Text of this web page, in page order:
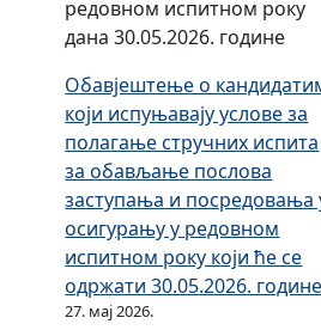
д
и
е
2
4
г
о
д
и
н
е
1
2
2
0
2
3
.
г
о
д
д
о
0
.
0
6
.
2
0
2
2
0
2
.
д
о
3
1
.
1
.
1
.
2
0
2
2
.
д
д
д
0
1
.
0
1
.
2
п
р
и
о
д
о
д
0
1
редовном испитном року
дана 30.05.2026. године
Обавјештење о
који испуњавају услове за
полагање стручних испита
за обављање послова
заступања и посредовања
осигурању у редовном
испитном року који ће се
одржати 30.05.2026. године
27. мај 2026.